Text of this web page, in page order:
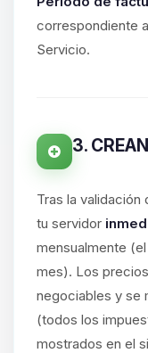
correspondiente
Servicio.
3.
Tras la
tu servidor
mensualmente
mes). Los
negociables y se
(todos los
mostrados en el